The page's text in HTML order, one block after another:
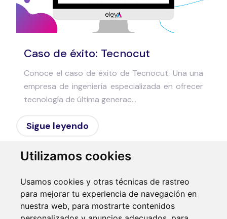
Utilizamos cookies
Usamos cookies y otras técnicas de rastreo
para mejorar tu experiencia de navegación en
nuestra web, para mostrarte contenidos
Caso de éxito: Tecnocut
Conoce el caso de éxito de Tecnocut. Una una
empresa de ingeniería especializada en ofrecer
tecnología de última generac...
Sigue leyendo